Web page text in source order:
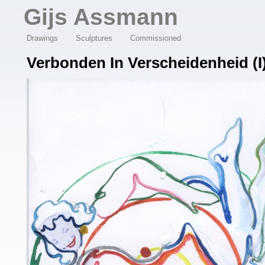
Gijs Assmann
Drawings Sculptures Commissioned
Verbonden In Verscheidenheid